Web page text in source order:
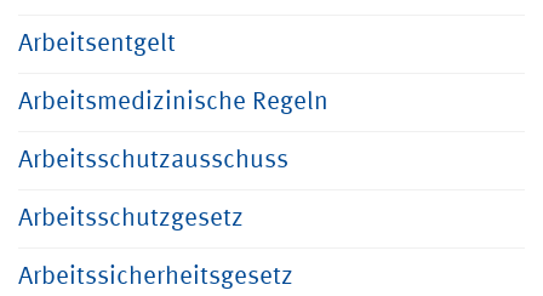
Arbeitsentgelt
Arbeitsmedizinische Regeln
Arbeitsschutzausschuss
Arbeitsschutzgesetz
Arbeitssicherheitsgesetz